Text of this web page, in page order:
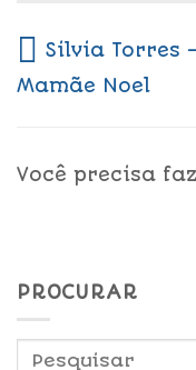
Silvia Torres
Mamãe Noel
Você precisa
PROCURAR